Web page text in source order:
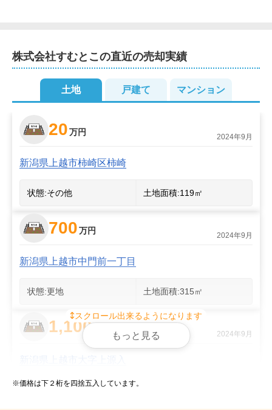
株式会社すむとこ の直近の売却実績
土地 戸建て マンション
20万円 2024年9月
新潟県上越市柿崎区柿崎
状態:その他 土地面積:119㎡
700万円 2024年9月
新潟県上越市中門前一丁目
状態:更地 土地面積:315㎡
1,100 2024年9月
状態: 更地
スクロール出来るようになります
もっと見る
※価格は下２桁を四捨五入しています。